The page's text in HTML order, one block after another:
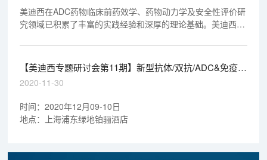
美迪西在ADC药物临床前药效学、药物动力学及安全性评价研
究领域已积累了丰富的实践经验和深厚的理论基础。美迪西有
安全性评价研究，其中3个ADC药物研究资料已顺利通过
NMPA和FDA审评，另外1个将在2019年提交NMPA审评。
【美迪西专题研讨会第11期】新型抗体/双抗/ADC&免疫治
疗产业化道路探索
2020-11-30
时间：2020年12月09-10日
地点：上海浦东绿地铂骊酒店